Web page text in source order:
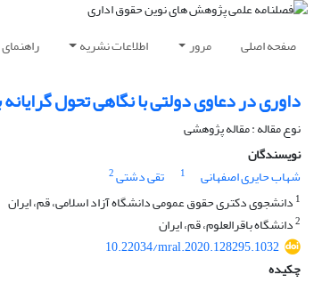
صفحه اصلی مرور اطلاعات نشریه
داوری در دعاوی دولتی با نگاهی تحول گرایانه به اصل ۱۳۹
نوع مقاله : مقاله پژوهشی
نویسندگان
شهاب حایری اصفهانی
1 تقی دشتی2
1 دانشجوی دکتری حقوق عمومی دانشگاه آزاد اسلامی، قم، ایران
2دانشگاه باقرالعلوم، قم، ایران
10.22034/mral.2020.128295.1032
چکیده